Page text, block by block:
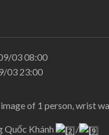
03 08:00
03 23:00
Khánh
/